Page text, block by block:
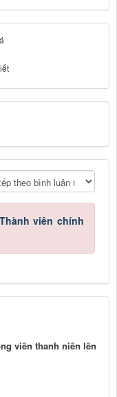
Thành viên chính
viên thanh niên lên